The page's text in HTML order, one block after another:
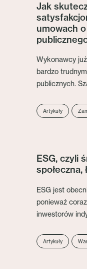
Jak
umowach
Wykonawcy
bardzo
publicznych.
Artykuły
ESG, czyli
społeczna,
ESG jest
ponieważ
inwestorów
Artykuły